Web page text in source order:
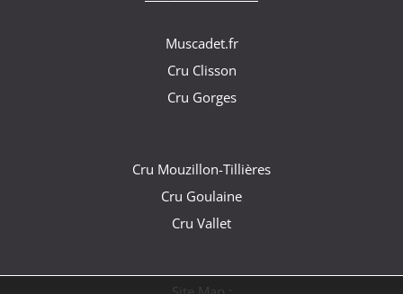
Muscadet.fr
Cru Clisson
Cru Gorges
Cru Mouzillon-Tillières
Cru Goulaine
Cru Vallet